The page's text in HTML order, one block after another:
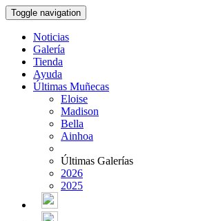
Toggle navigation
Noticias
Galería
Tienda
Ayuda
Últimas Muñecas
Eloise
Madison
Bella
Ainhoa
Últimas Galerías
2026
2025